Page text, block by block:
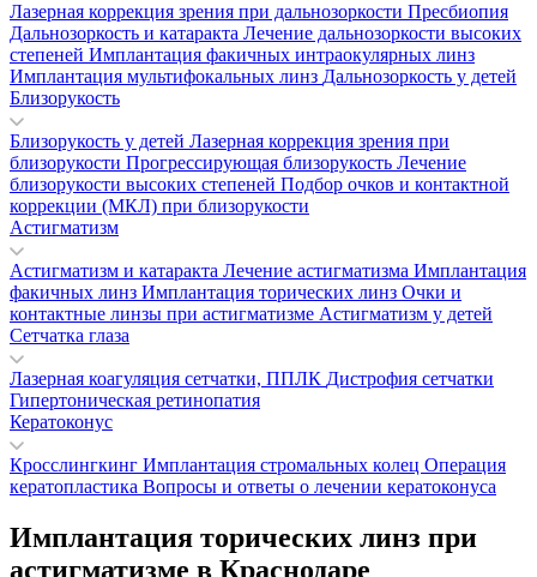
Лазерная коррекция зрения при дальнозоркости Пресбиопия
Дальнозоркость и катаракта Лечение дальнозоркости высоких
степеней Имплантация факичных интраокулярных линз
Имплантация мультифокальных линз Дальнозоркость у детей
Близорукость
Близорукость у детей Лазерная коррекция зрения при
близорукости Прогрессирующая близорукость Лечение
близорукости высоких степеней Подбор очков и контактной
коррекции (МКЛ) при близорукости
Астигматизм
Астигматизм и катаракта Лечение астигматизма Имплантация
факичных линз Имплантация торических линз Очки и
контактные линзы при астигматизме Астигматизм у детей
Сетчатка глаза
Лазерная коагуляция сетчатки, ППЛК Дистрофия сетчатки
Гипертоническая ретинопатия
Кератоконус
Кросслингкинг Имплантация стромальных колец Операция
кератопластика Вопросы и ответы о лечении кератоконуса
Имплантация торических линз при
астигматизме в Краснодаре